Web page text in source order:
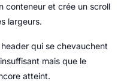
conteneur et crée un scroll
largeurs.
qui se chevauchent
mais que le
atteint.